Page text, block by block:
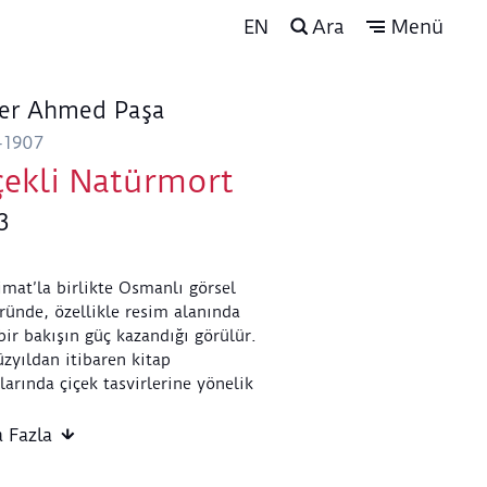
EN Ara Menü
Ahmed Paşa
1907
Natürmort
birlikte Osmanlı görsel
özellikle resim alanında
bakışın güç kazandığı görülür.
itibaren kitap
çiçek tasvirlerine yönelik
Batı resmine artan ilgiyle
Fazla